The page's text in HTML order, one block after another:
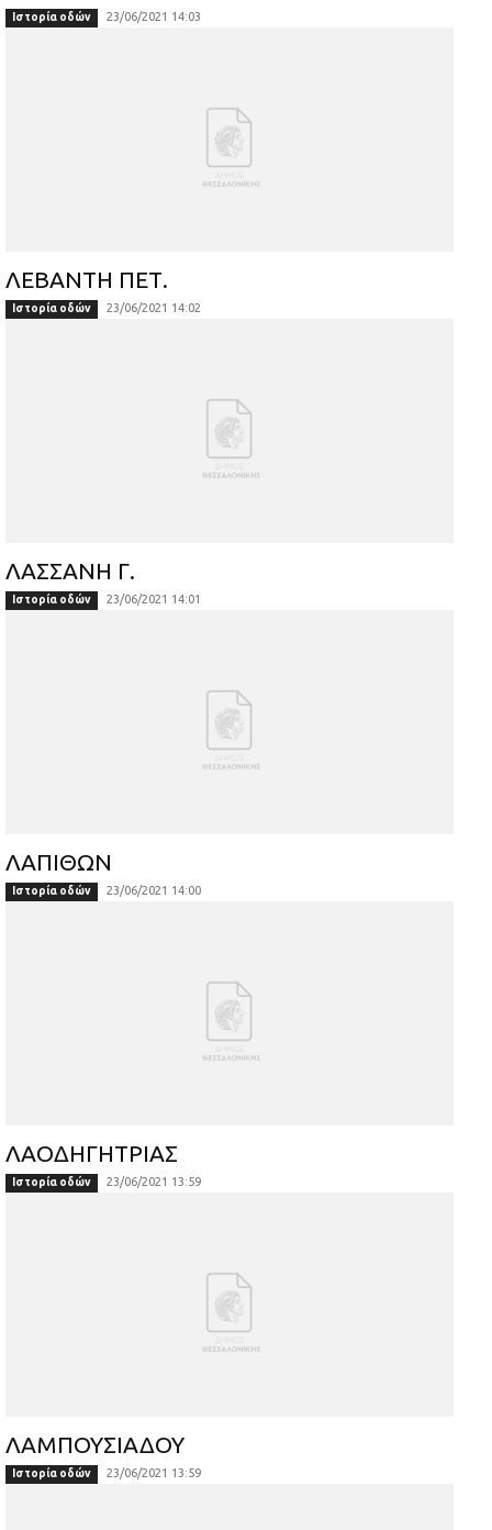
Ιστορία οδών 23/06/2021 14:03
ΛΕΒΑΝΤΗ ΠΕΤ.
Ιστορία οδών 23/06/2021 14:02
ΛΑΣΣΑΝΗ Γ.
Ιστορία οδών 23/06/2021 14:01
ΛΑΠΙΘΩΝ
Ιστορία οδών 23/06/2021 14:00
ΛΑΟΔΗΓΗΤΡΙΑΣ
Ιστορία οδών 23/06/2021 13:59
ΛΑΜΠΟΥΣΙΑΔΟΥ
Ιστορία οδών 23/06/2021 13:59